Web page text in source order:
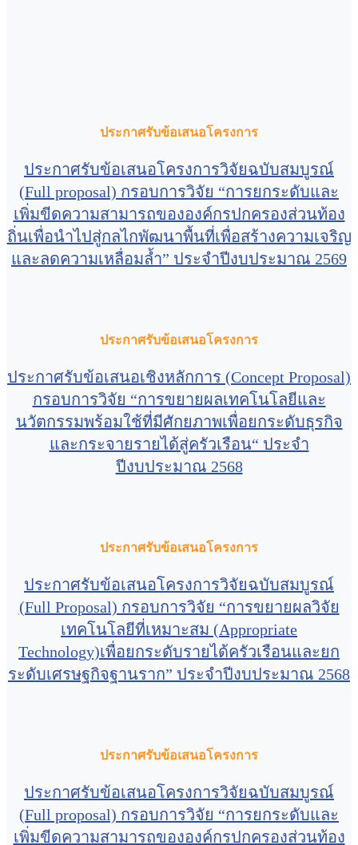
ประกาศรับข้อเสนอโครงการ
ประกาศรับข้อเสนอโครงการวิจัยฉบับสมบูรณ์
(Full proposal) กรอบการวิจัย “การยกระดับและ
เพิ่มขีดความสามารถขององค์กรปกครองส่วนท้อง
ถิ่นเพื่อนำไปสู่กลไกพัฒนาพื้นที่เพื่อสร้างความเจริญ
และลดความเหลื่อมล้ำ” ประจำปีงบประมาณ 2569
ประกาศรับข้อเสนอโครงการ
ประกาศรับข้อเสนอเชิงหลักการ (Concept Proposal)
กรอบการวิจัย “การขยายผลเทคโนโลยีและ
นวัตกรรมพร้อมใช้ที่มีศักยภาพเพื่อยกระดับธุรกิจ
และกระจายรายได้สู่ครัวเรือน“ ประจำ
ปีงบประมาณ 2568
ประกาศรับข้อเสนอโครงการ
ประกาศรับข้อเสนอโครงการวิจัยฉบับสมบูรณ์
(Full Proposal) กรอบการวิจัย “การขยายผลวิจัย
เทคโนโลยีที่เหมาะสม (Appropriate
Technology)เพื่อยกระดับรายได้ครัวเรือนและยก
ระดับเศรษฐกิจฐานราก” ประจำปีงบประมาณ 2568
ประกาศรับข้อเสนอโครงการ
ประกาศรับข้อเสนอโครงการวิจัยฉบับสมบูรณ์
(Full proposal) กรอบการวิจัย “การยกระดับและ
เพิ่มขีดความสามารถขององค์กรปกครองส่วนท้อง